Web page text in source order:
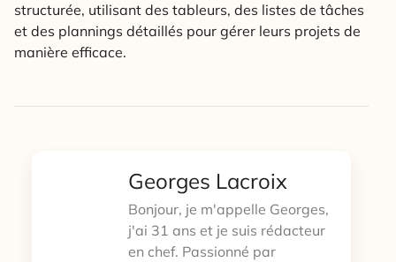
structurée, utilisant des tableurs, des listes de tâches
et des plannings détaillés pour gérer leurs projets de
manière efficace.
Georges Lacroix
Bonjour, je m'appelle Georges,
j'ai 31 ans et je suis rédacteur
en chef. Passionné par